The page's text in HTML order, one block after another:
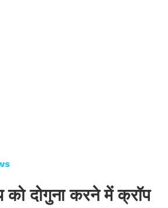
दोगुना करने में क्रॉप